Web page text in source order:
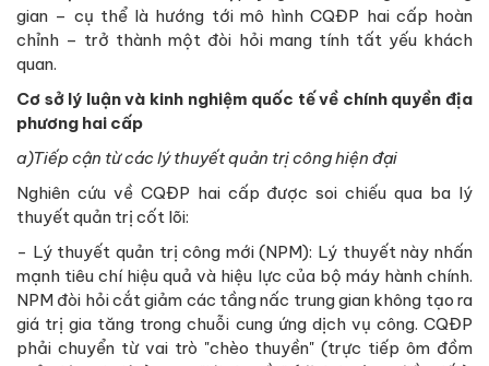
gian – cụ thể là hướng tới mô hình CQĐP hai cấp hoàn
chỉnh – trở thành một đòi hỏi mang tính tất yếu khách
quan.
Cơ sở lý luận và kinh nghiệm quốc tế về chính quyền địa
phương hai cấp
a)Tiếp cận từ các lý thuyết quản trị công hiện đại
Nghiên cứu về CQĐP hai cấp được soi chiếu qua ba lý
thuyết quản trị cốt lõi:
- Lý thuyết quản trị công mới (NPM): Lý thuyết này nhấn
mạnh tiêu chí hiệu quả và hiệu lực của bộ máy hành chính.
NPM đòi hỏi cắt giảm các tầng nấc trung gian không tạo ra
giá trị gia tăng trong chuỗi cung ứng dịch vụ công. CQĐP
phải chuyển từ vai trò "chèo thuyền" (trực tiếp ôm đồm